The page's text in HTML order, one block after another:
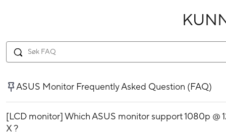
ASUS Monitor Frequently Asked Question (FAQ)
[LCD monitor] Which ASUS monitor support 1080p @
X ?